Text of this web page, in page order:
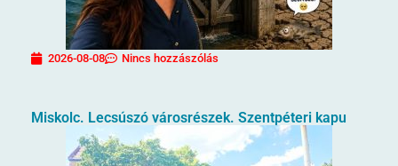
2026-08-08 Nincs hozzászólás
Miskolc. Lecsúszó városrészek. Szentpéteri kapu